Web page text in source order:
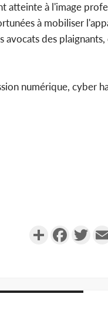
atteinte à l'image
à mobiliser
avocats des
numérique, cyber
PartagerFacebook